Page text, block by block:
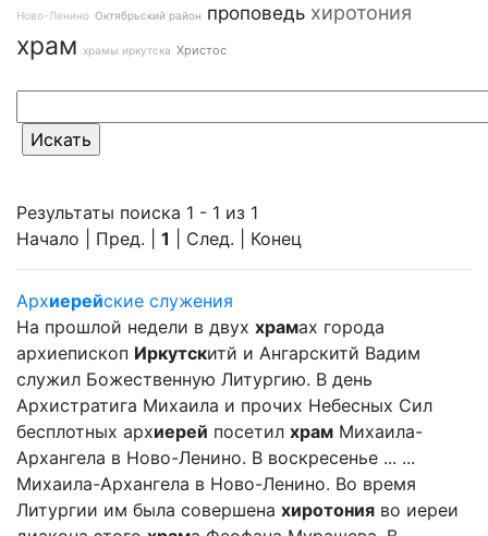
Ново-Ленино Октябрьский район проповедь хиротония
храм храмы иркутска Христос
Результаты поиска 1 - 1 из 1
Начало | Пред. | 1 | След. | Конец
Архиерейские служения
На прошлой недели в двух храмах города
архиепископ Иркутскитй и Ангарскитй Вадим
служил Божественную Литургию. В день
Архистратига Михаила и прочих Небесных Сил
бесплотных архиерей посетил храм Михаила-
Архангела в Ново-Ленино. В воскресенье ... ...
Михаила-Архангела в Ново-Ленино. Во время
Литургии им была совершена хиротония во иереи